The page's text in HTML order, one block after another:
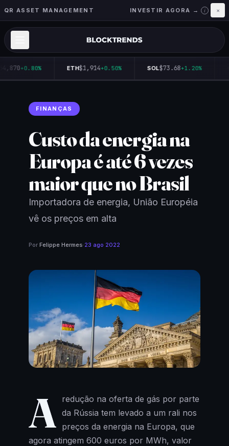
QR ASSET MANAGEMENT INVESTIR AGORA → i ×
+0.80% ETH$1,914+0.50% SOL$73.68+1.20%
FINANÇAS
Custo da energia na
Europa é até 6 vezes
maior que no Brasil
Importadora de energia, União Européia
vê os preços em alta
Por Felippe Hermes·23 ago 2022
A redução na oferta de gás por parte
da Rússia tem levado a um rali nos
preços da energia na Europa, que
agora atingem 600 euros por MWh, valor